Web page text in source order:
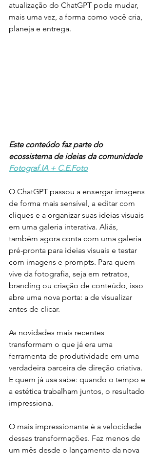
atualização do ChatGPT pode mudar,
mais uma vez, a forma como você cria,
planeja e entrega.
Este conteúdo faz parte do
ecossistema de ideias da comunidade
Fotograf.IA + C.E.Foto
O ChatGPT passou a enxergar imagens
de forma mais sensível, a editar com
cliques e a organizar suas ideias visuais
em uma galeria interativa. Aliás,
também agora conta com uma galeria
pré-pronta para ideias visuais e testar
com imagens e prompts. Para quem
vive da fotografia, seja em retratos,
branding ou criação de conteúdo, isso
abre uma nova porta: a de visualizar
antes de clicar.
As novidades mais recentes
transformam o que já era uma
ferramenta de produtividade em uma
verdadeira parceira de direção criativa.
E quem já usa sabe: quando o tempo e
a estética trabalham juntos, o resultado
impressiona.
O mais impressionante é a velocidade
dessas transformações. Faz menos de
um mês desde o lançamento da nova